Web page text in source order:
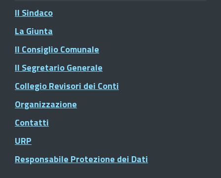
Il Sindaco
La Giunta
Il Consiglio Comunale
Il Segretario Generale
Collegio Revisori dei Conti
Organizzazione
Contatti
URP
Responsabile Protezione dei Dati